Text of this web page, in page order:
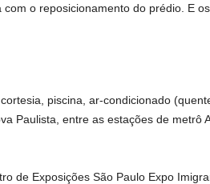
o reposicionamento do prédio. E
piscina, ar-condicionado
Paulista, entre as estações de metrô
de Exposições São Paulo Expo